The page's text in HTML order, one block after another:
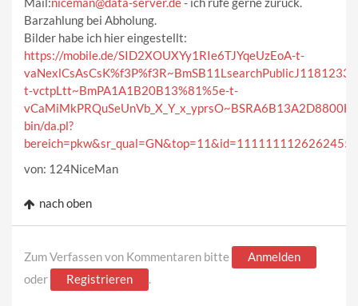
Barzahlung bei Abholung.
Bilder habe ich hier eingestellt:
https://mobile.de/SID2XOUXYy1RIe6TJYqeUzEoA-t-
t-vctpLtt~BmPA1A1B20B13%81%5e-t-
bin/da.pl?
von: 124NiceMan
nach oben
Zum Verfassen von Kommentaren bitte
Anmelden
oder
Registrieren .